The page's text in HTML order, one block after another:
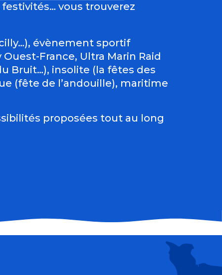
vous trouverez
évènement sportif
France, Ultra Marin Raid
Bruit…), insolite (la fêtes des
(fête de l’andouille), maritime
proposées tout au long